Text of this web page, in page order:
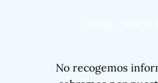
No recogemos